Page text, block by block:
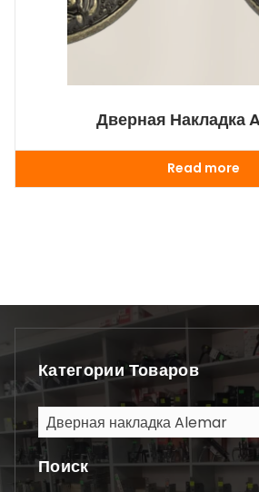
Дверная Накладка
Read more
Категории Товаров
Дверная накладка Alemar
Поиск